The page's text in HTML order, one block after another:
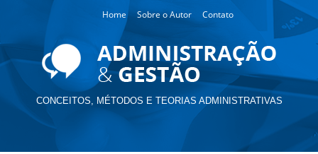
Home Sobre o Autor Contato
CONCEITOS, MÉTODOS E TEORIAS ADMINISTRATIVAS